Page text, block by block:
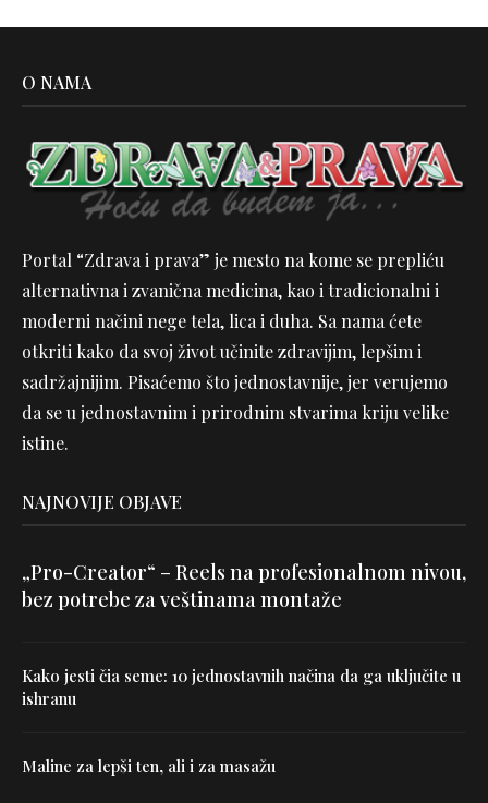
O NAMA
Portal “Zdrava i prava” je mesto na kome se prepliću
alternativna i zvanična medicina, kao i tradicionalni i
moderni načini nege tela, lica i duha. Sa nama ćete
otkriti kako da svoj život učinite zdravijim, lepšim i
sadržajnijim. Pisaćemo što jednostavnije, jer verujemo
da se u jednostavnim i prirodnim stvarima kriju velike
istine.
NAJNOVIJE OBJAVE
„Pro-Creator“ – Reels na profesionalnom nivou,
bez potrebe za veštinama montaže
Kako jesti čia seme: 10 jednostavnih načina da ga uključite u
ishranu
Maline za lepši ten, ali i za masažu